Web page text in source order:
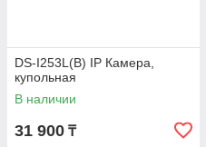
DS-I253L(B) IP Камера,
купольная
В наличии
31 900 ₸